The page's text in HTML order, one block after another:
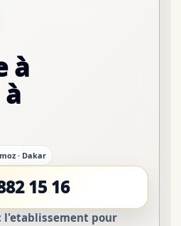
à
· Dakar
15 16
l'etablissement pour